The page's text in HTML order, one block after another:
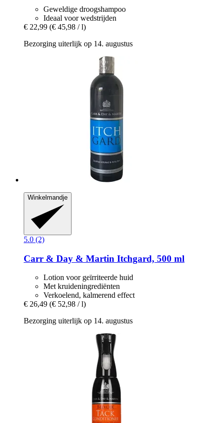
Geweldige droogshampoo
Ideaal voor wedstrijden
€ 22,99 (€ 45,98 / l)
Bezorging uiterlijk op 14. augustus
Winkelmandje
5.0 (2)
Carr & Day & Martin Itchgard, 500 ml
Lotion voor geïrriteerde huid
Met kruideningrediënten
Verkoelend, kalmerend effect
€ 26,49 (€ 52,98 / l)
Bezorging uiterlijk op 14. augustus